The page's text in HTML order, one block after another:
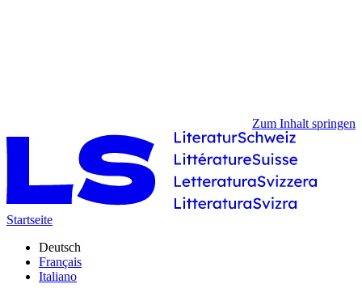
Zum Inhalt springen
Startseite
Deutsch
Français
Italiano